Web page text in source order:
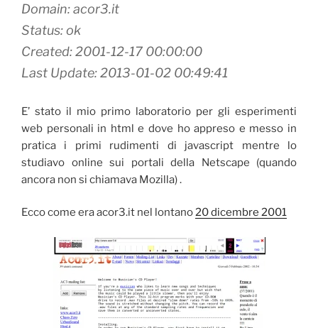
Domain: acor3.it
Status: ok
Created: 2001-12-17 00:00:00
Last Update: 2013-01-02 00:49:41
E’ stato il mio primo laboratorio per gli esperimenti
web personali in html e dove ho appreso e messo in
pratica i primi rudimenti di javascript mentre lo
studiavo online sui portali della Netscape (quando
ancora non si chiamava Mozilla) .
Ecco come era acor3.it nel lontano20 dicembre 2001